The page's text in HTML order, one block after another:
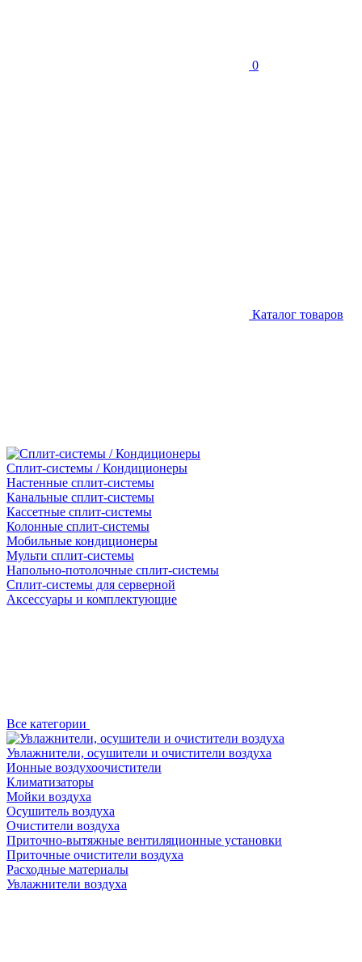
0
Каталог товаров
Сплит-системы / Кондиционеры
Настенные сплит-системы
Канальные сплит-системы
Кассетные сплит-системы
Колонные сплит-системы
Мобильные кондиционеры
Мульти сплит-системы
Напольно-потолочные сплит-системы
Сплит-системы для серверной
Аксессуары и комплектующие
Все категории
Увлажнители, осушители и очистители воздуха
Ионные воздухоочистители
Климатизаторы
Мойки воздуха
Осушитель воздуха
Очистители воздуха
Приточно-вытяжные вентиляционные установки
Приточные очистители воздуха
Расходные материалы
Увлажнители воздуха